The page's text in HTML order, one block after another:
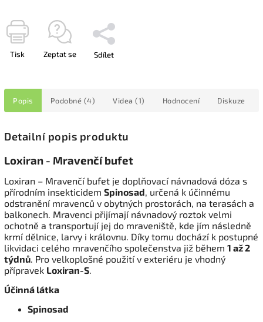
Tisk Zeptat se Sdílet
Popis Podobné (4) Videa (1) Hodnocení Diskuze
Detailní popis produktu
Loxiran - Mravenčí bufet
Loxiran – Mravenčí bufet je doplňovací návnadová dóza s
přírodním insekticidem Spinosad, určená k účinnému
odstranění mravenců v obytných prostorách, na terasách a
balkonech. Mravenci přijímají návnadový roztok velmi
ochotně a transportují jej do mraveniště, kde jím následně
krmí dělnice, larvy i královnu. Díky tomu dochází k postupné
likvidaci celého mravenčího společenstva již během 1 až 2
týdnů. Pro velkoplošné použití v exteriéru je vhodný
přípravek Loxiran-S.
Účinná látka
Spinosad